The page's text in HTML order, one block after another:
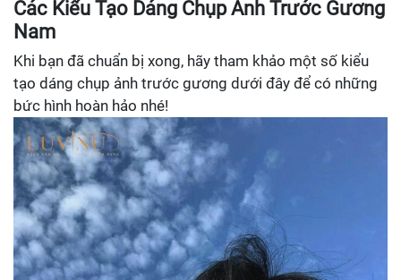
Các Kiểu Tạo Dáng Chụp Ảnh Trước Gương
Nam
Khi bạn đã chuẩn bị xong, hãy tham khảo một số kiểu
tạo dáng chụp ảnh trước gương dưới đây để có những
bức hình hoàn hảo nhé!